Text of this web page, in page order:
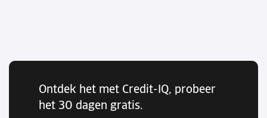
Ontdek het met Credit-IQ, probeer
het 30 dagen gratis.